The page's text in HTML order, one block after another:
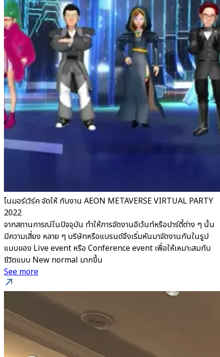
โนมอร์เวิร์ค จัดให้ กับงาน AEON METAVERSE VIRTUAL PARTY
2022
จากสถานการณ์ในปัจจุบัน ทำให้การจัดงานอีเว้นท์หรือปาร์ตี้ต่าง ๆ นั้น
มีความเสี่ยง หลาย ๆ บริษัทหรือแบรนด์จึงเริ่มหันมาจัดงานกันในรูป
แบบของ Live event หรือ Conference event เพื่อให้เหมาะสมกับ
ชีวิตแบบ New normal มากขึ้น
See more